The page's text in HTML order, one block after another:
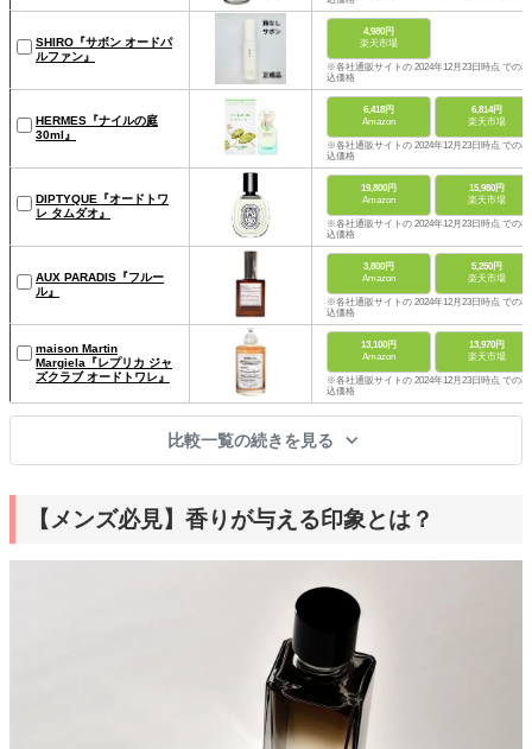
SHIRO『サボン オードパ
ルファン』
4,980円
楽天市場
※各社通販サイトの 2024年12月23日時点 での税
込価格
HERMES『ナイルの庭
30ml』
6,418円
Amazon
6,814円
楽天市場
※各社通販サイトの 2024年12月23日時点 での税
込価格
DIPTYQUE『オードトワ
レ タムダオ』
19,800円
Amazon
15,980円
楽天市場
※各社通販サイトの 2024年12月23日時点 での税
込価格
AUX PARADIS『フルー
ル』
3,800円
Amazon
5,250円
楽天市場
※各社通販サイトの 2024年12月23日時点 での税
込価格
maison Martin
Margiela『レプリカ ジャ
ズクラブ オードトワレ』
13,100円
Amazon
13,970円
楽天市場
※各社通販サイトの 2024年12月23日時点 での税
込価格
比較一覧の続きを見る
【メンズ必見】香りが与える印象とは？